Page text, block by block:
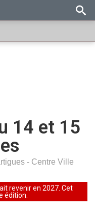
14 et 15
- Centre Ville
revenir en 2027. Cet
édition.